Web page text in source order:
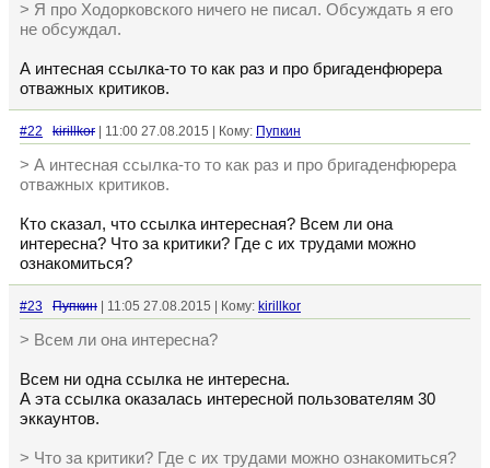
> Я про Ходорковского ничего не писал. Обсуждать я его
не обсуждал.
А интесная ссылка-то то как раз и про бригаденфюрера
отважных критиков.
#22 kirillkor | 11:00 27.08.2015 | Кому: Пупкин
> А интесная ссылка-то то как раз и про бригаденфюрера
отважных критиков.
Кто сказал, что ссылка интересная? Всем ли она
интересна? Что за критики? Где с их трудами можно
ознакомиться?
#23 Пупкин | 11:05 27.08.2015 | Кому: kirillkor
> Всем ли она интересна?
Всем ни одна ссылка не интересна.
А эта ссылка оказалась интересной пользователям 30
эккаунтов.
> Что за критики? Где с их трудами можно ознакомиться?